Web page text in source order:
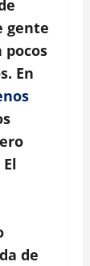
gente
pocos
En
de